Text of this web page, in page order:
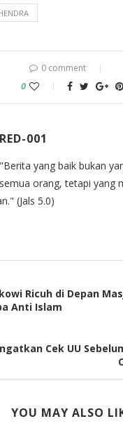
0 comment
0
RED-001
"Berita yang baik bukan
semua orang, tetapi yang
(Jals 5.0)
Ricuh di Depan
Anti Islam
Cek UU
YOU MAY ALSO